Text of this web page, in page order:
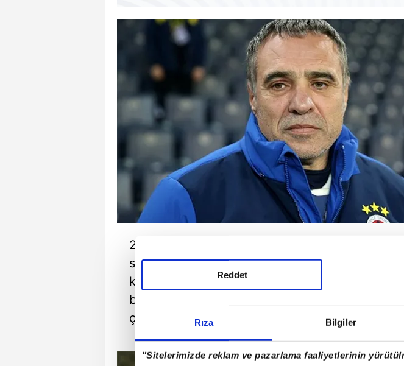
Rıza Bilgiler
"Sitelerimizde reklam ve pazarlama faaliyetlerinin
Reddet
2020-2021 sezonunda kupayı kimseye
sarı-lacivertliler, Ersun Yanal'dan boşalan teknik
koltuğuna Erol Bulut'u getirmesinin ardından, 4
başlayan transfer döneminin de en hareketli
çarpıyor.